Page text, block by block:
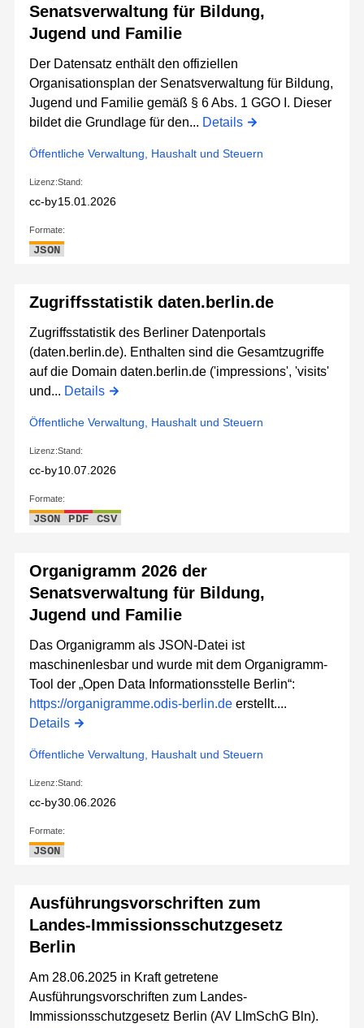
Senatsverwaltung für Bildung,
Jugend und Familie
Der Datensatz enthält den offiziellen
Organisationsplan der Senatsverwaltung für Bildung,
Jugend und Familie gemäß § 6 Abs. 1 GGO I. Dieser
bildet die Grundlage für den... Details
Öffentliche Verwaltung, Haushalt und Steuern
Lizenz:
cc-by
Stand:
15.01.2026
Formate:
JSON
Zugriffsstatistik daten.berlin.de
Zugriffsstatistik des Berliner Datenportals
(daten.berlin.de). Enthalten sind die Gesamtzugriffe
auf die Domain daten.berlin.de ('impressions', 'visits'
und... Details
Öffentliche Verwaltung, Haushalt und Steuern
Lizenz:
cc-by
Stand:
10.07.2026
Formate:
JSON PDF CSV
Organigramm 2026 der
Senatsverwaltung für Bildung,
Jugend und Familie
Das Organigramm als JSON-Datei ist
maschinenlesbar und wurde mit dem Organigramm-
Tool der „Open Data Informationsstelle Berlin“:
https://organigramme.odis-berlin.de erstellt....
Details
Öffentliche Verwaltung, Haushalt und Steuern
Lizenz:
cc-by
Stand:
30.06.2026
Formate:
JSON
Ausführungsvorschriften zum
Landes-Immissionsschutzgesetz
Berlin
Am 28.06.2025 in Kraft getretene
Ausführungsvorschriften zum Landes-
Immissionsschutzgesetz Berlin (AV LImSchG Bln).